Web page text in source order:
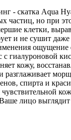
- скатка Aqua
частиц, но при
клетки,
и не сушит
ощущение
гиалуроновой
кожу,
разглаживает
спирта и
Ваше лицо